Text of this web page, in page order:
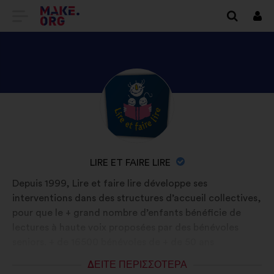
ΜΕΤΆΒΑΣΗ
ΣΕΛΊΔΑ
MAKE.ORG
ΑΝΑΚΑΛΎΨΤΕ
ΤΟ
ΠΡΟΦΊΛ
ΤΟΥ/
ΤΗΣ
LIRE
ET
ΟΝΟΜΑΣΊΑ
ΟΡΓΆΝΩΣΗΣ:
LIRE ET FAIRE LIRE
Βιογραφικό
σημείωμα:
Depuis 1999, Lire et faire lire développe ses
interventions dans des structures d’accueil collectives,
pour que le + grand nombre d’enfants bénéficie de
ΔΕΊΤΕ ΠΕΡΙΣΣΌΤΕΡΑ